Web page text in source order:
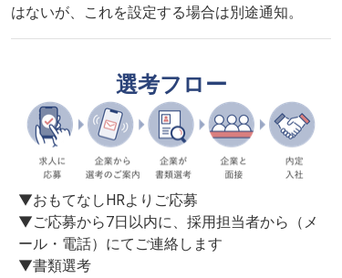
はないが、これを設定する場合は別途通知。
選考フロー
▼おもてなしHRよりご応募
▼ご応募から7日以内に、採用担当者から（メ
ール・電話）にてご連絡します
▼書類選考